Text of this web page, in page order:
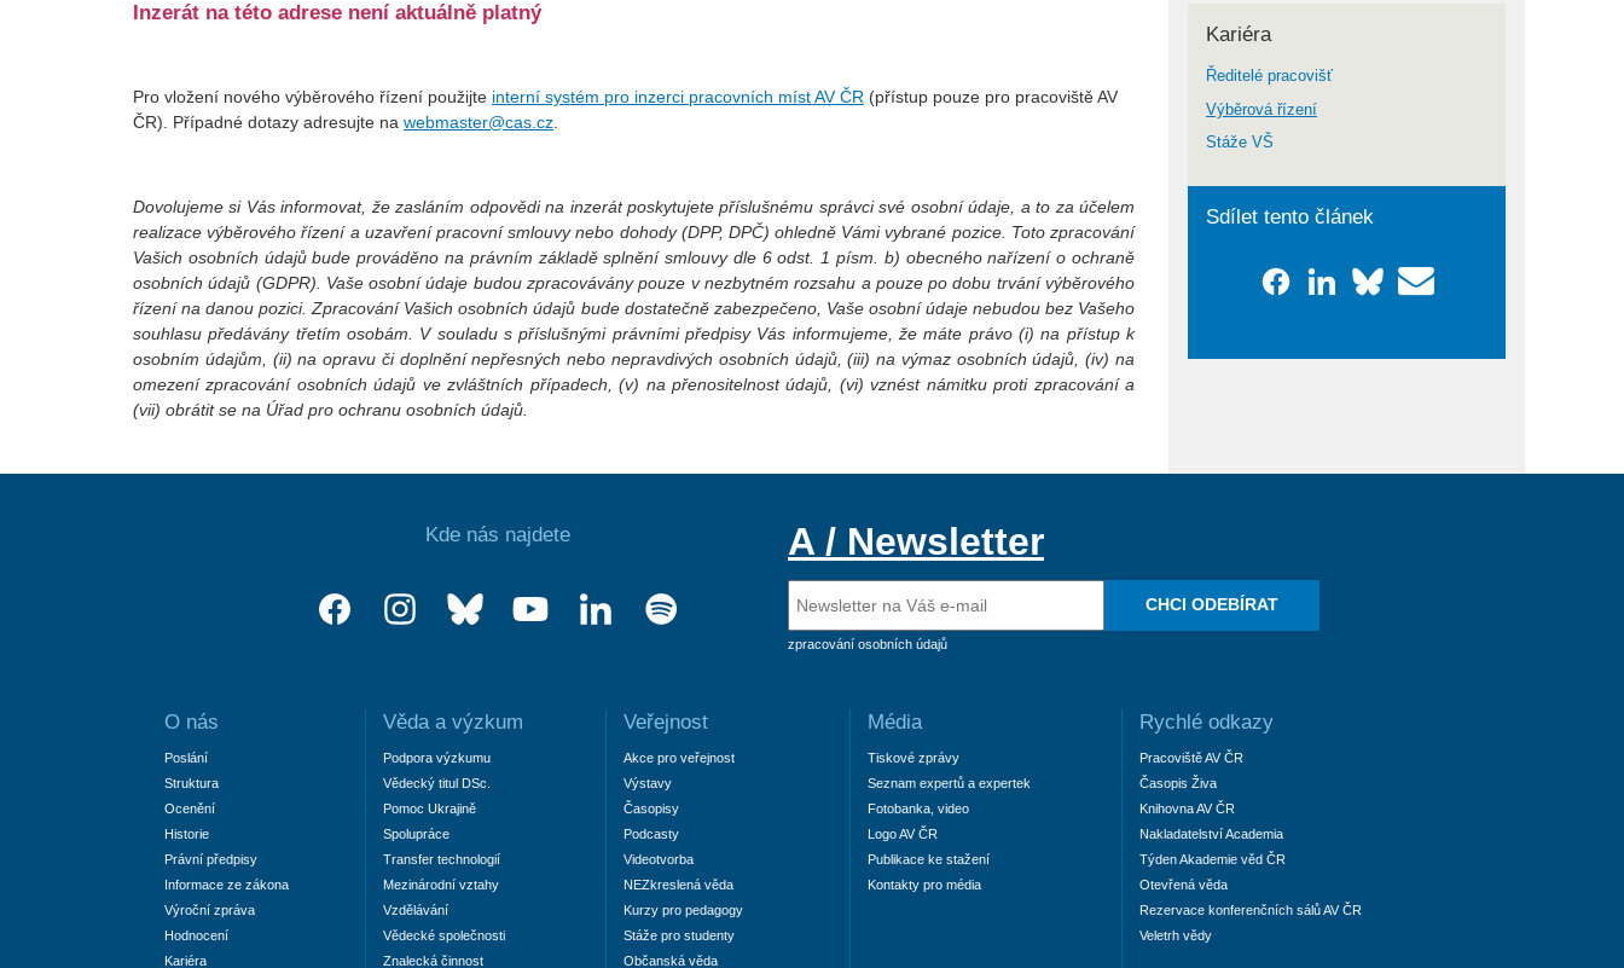
Inzerát na této adrese není aktuálně platný
Pro vložení nového výběrového řízení použijte interní systém pro inzerci pracovních míst AV ČR (přístup pouze pro pracoviště AV
ČR). Případné dotazy adresujte na webmaster@cas.cz.
Dovolujeme si Vás informovat, že zasláním odpovědi na inzerát poskytujete příslušnému správci své osobní údaje, a to za účelem
realizace výběrového řízení a uzavření pracovní smlouvy nebo dohody (DPP, DPČ) ohledně Vámi vybrané pozice. Toto zpracování
Vašich osobních údajů bude prováděno na právním základě splnění smlouvy dle 6 odst. 1 písm. b) obecného nařízení o ochraně
osobních údajů (GDPR). Vaše osobní údaje budou zpracovávány pouze v nezbytném rozsahu a pouze po dobu trvání výběrového
řízení na danou pozici. Zpracování Vašich osobních údajů bude dostatečně zabezpečeno, Vaše osobní údaje nebudou bez Vašeho
souhlasu předávány třetím osobám. V souladu s příslušnými právními předpisy Vás informujeme, že máte právo (i) na přístup k
osobním údajům, (ii) na opravu či doplnění nepřesných nebo nepravdivých osobních údajů, (iii) na výmaz osobních údajů, (iv) na
omezení zpracování osobních údajů ve zvláštních případech, (v) na přenositelnost údajů, (vi) vznést námitku proti zpracování a
(vii) obrátit se na Úřad pro ochranu osobních údajů.
Kariéra
Ředitelé pracovišť
Výběrová řízení
Stáže VŠ
Sdílet tento článek
Kde nás najdete A / Newsletter
zpracování osobních údajů
CHCI ODEBÍRAT
O nás
Poslání
Struktura
Ocenění
Historie
Právní předpisy
Informace ze zákona
Výroční zpráva
Hodnocení
Kariéra
Věda a výzkum
Podpora výzkumu
Vědecký titul DSc.
Pomoc Ukrajině
Spolupráce
Transfer technologií
Mezinárodní vztahy
Vzdělávání
Vědecké společnosti
Znalecká činnost
Veřejnost
Akce pro veřejnost
Výstavy
Časopisy
Podcasty
Videotvorba
NEZkreslená věda
Kurzy pro pedagogy
Stáže pro studenty
Občanská věda
Média
Tiskové zprávy
Seznam expertů a expertek
Fotobanka, video
Logo AV ČR
Publikace ke stažení
Kontakty pro média
Rychlé odkazy
Pracoviště AV ČR
Časopis Živa
Knihovna AV ČR
Nakladatelství Academia
Týden Akademie věd ČR
Otevřená věda
Rezervace konferenčních sálů AV ČR
Veletrh vědy